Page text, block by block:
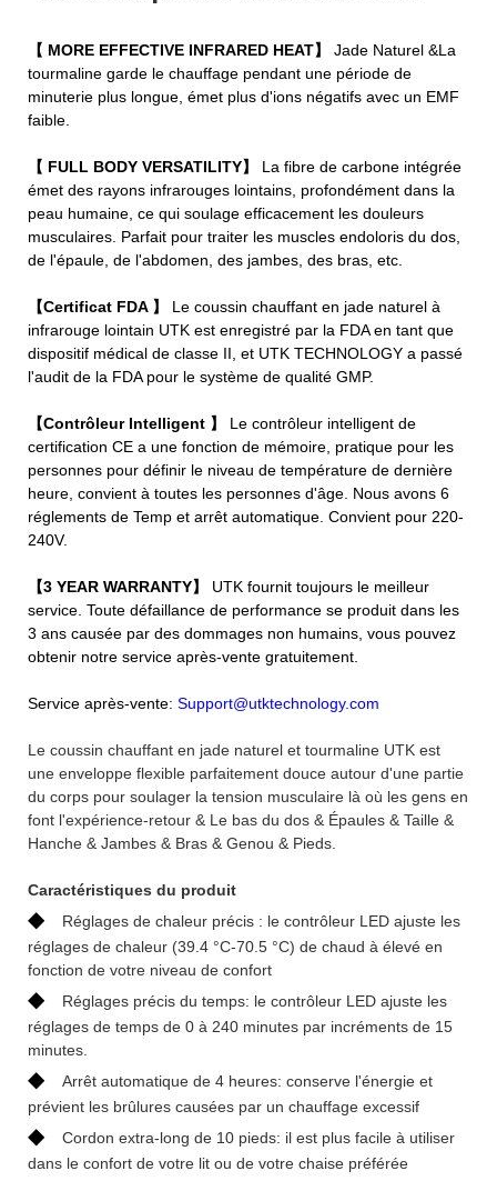
【 MORE EFFECTIVE INFRARED HEAT】 Jade Naturel &La
tourmaline garde le chauffage pendant une période de
minuterie plus longue, émet plus d'ions négatifs avec un EMF
faible.
【 FULL BODY VERSATILITY】 La fibre de carbone intégrée
émet des rayons infrarouges lointains, profondément dans la
peau humaine, ce qui soulage efficacement les douleurs
musculaires. Parfait pour traiter les muscles endoloris du dos,
de l'épaule, de l'abdomen, des jambes, des bras, etc.
【Certificat FDA 】 Le coussin chauffant en jade naturel à
infrarouge lointain UTK est enregistré par la FDA en tant que
dispositif médical de classe II, et UTK TECHNOLOGY a passé
l'audit de la FDA pour le système de qualité GMP.
【Contrôleur Intelligent 】 Le contrôleur intelligent de
certification CE a une fonction de mémoire, pratique pour les
personnes pour définir le niveau de température de dernière
heure, convient à toutes les personnes d'âge. Nous avons 6
réglements de Temp et arrêt automatique. Convient pour 220-
240V.
【3 YEAR WARRANTY】 UTK fournit toujours le meilleur
service. Toute défaillance de performance se produit dans les
3 ans causée par des dommages non humains, vous pouvez
obtenir notre service après-vente gratuitement.
Service après-vente: Support@utktechnology.com
Le coussin chauffant en jade naturel et tourmaline UTK est
une enveloppe flexible parfaitement douce autour d'une partie
du corps pour soulager la tension musculaire là où les gens en
font l'expérience-retour & Le bas du dos & Épaules & Taille &
Hanche & Jambes & Bras & Genou & Pieds.
Caractéristiques du produit
◆
Réglages de chaleur précis : le contrôleur LED ajuste les
réglages de chaleur (39.4 °C-70.5 °C) de chaud à élevé en
fonction de votre niveau de confort
◆
Réglages précis du temps: le contrôleur LED ajuste les
réglages de temps de 0 à 240 minutes par incréments de 15
minutes.
◆
Arrêt automatique de 4 heures: conserve l'énergie et
prévient les brûlures causées par un chauffage excessif
◆
Cordon extra-long de 10 pieds: il est plus facile à utiliser
dans le confort de votre lit ou de votre chaise préférée